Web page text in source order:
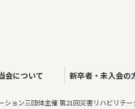
会について 新卒者・未入会の
ョン三団体主催 第21回災害リハビリテ